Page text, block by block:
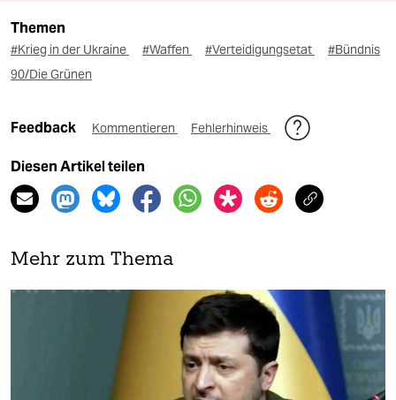
Themen
#Krieg in der Ukraine #Waffen #Verteidigungsetat
#Bündnis
90/Die Grünen
Feedback Kommentieren Fehlerhinweis
Diesen Artikel teilen
Mehr zum Thema